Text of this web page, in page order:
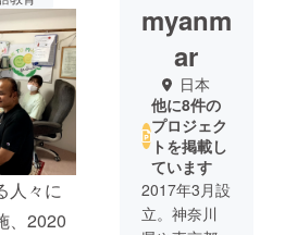
かに
た。
人々に
、2020
myanm
ar
日本
他に8件の
プロジェク
トを掲載し
ています
2017年3月設
立。神奈川